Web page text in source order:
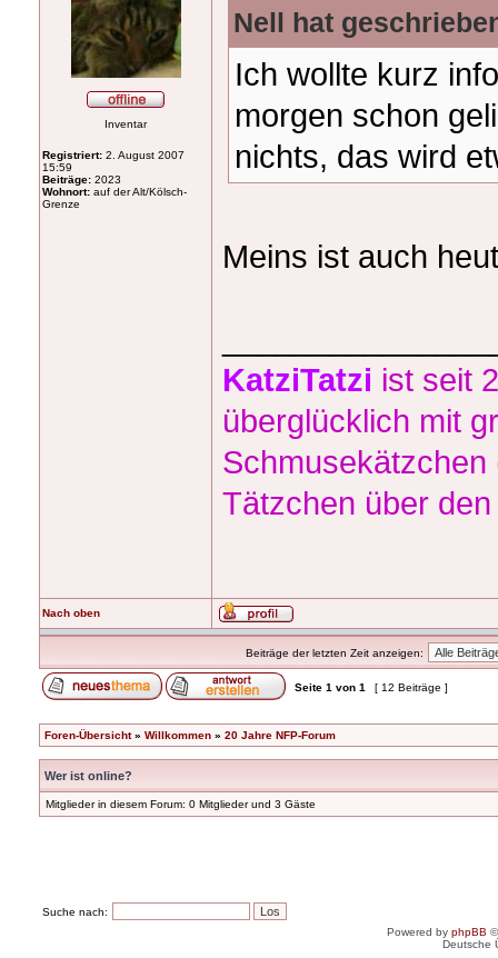
Inventar
Registriert: 2. August 2007
15:59
Beiträge: 2023
Wohnort: auf der Alt/Kölsch-
Grenze
Nell hat
Ich wollte kurz
morgen schon
nichts, das wird
Meins ist auch
KatziTatzi ist seit
überglücklich mit
Tätzchen über
Nach oben
Beiträge der letzten Zeit anzeigen:
Seite 1 von 1 [ 12 Beiträge ]
Foren-Übersicht» Willkommen » 20 Jahre NFP-Forum
Wer ist online?
Mitglieder in diesem Forum: 0 Mitglieder und 3 Gäste
Suche nach:
Powered by phpBB
Deutsche